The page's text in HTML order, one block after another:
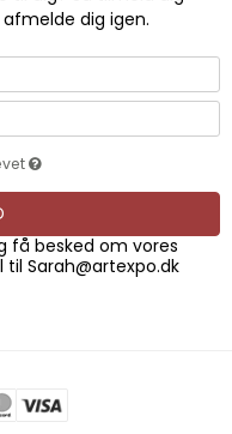
dig igen.
få besked om vores
til Sarah@artexpo.dk